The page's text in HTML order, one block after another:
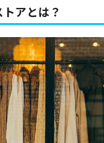
アとは？